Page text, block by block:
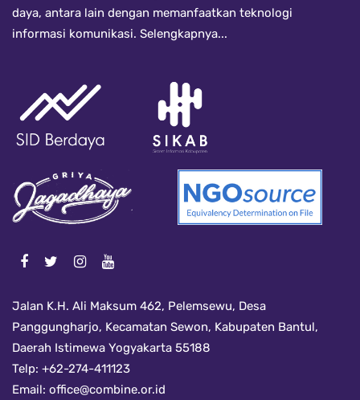
daya, antara lain dengan memanfaatkan teknologi
informasi komunikasi. Selengkapnya...
Jalan K.H. Ali Maksum 462, Pelemsewu, Desa
Panggungharjo, Kecamatan Sewon, Kabupaten Bantul,
Daerah Istimewa Yogyakarta 55188
Telp: +62-274-411123
Email: office@combine.or.id